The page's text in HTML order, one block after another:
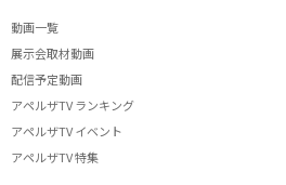
動画一覧
展示会取材動画
配信予定動画
アペルザTV ランキング
アペルザTV イベント
アペルザTV 特集